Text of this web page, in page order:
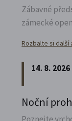
Zábavné
zámecké
Rozbalte si další
14. 8. 2026
Noční